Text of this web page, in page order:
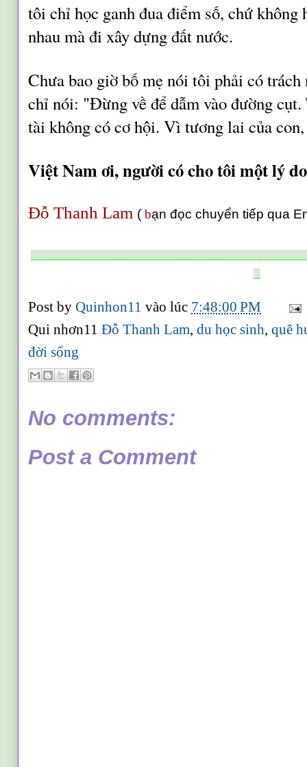
tôi chỉ học ganh đua điểm số, chứ không
nhau mà đi xây dựng đất nước.
Chưa bao giờ bố mẹ nói tôi phải có
chỉ nói: "Đừng về để dẫm vào đường cụt.
tài không có cơ hội. Vì tương lai của
Việt Nam ơi, người có cho tôi một lý
Đỗ Thanh Lam ( bạn đọc chuyển tiếpqua
_
Post byQuinhon11vào lúc 7:48:00 PM
Qui nhơn11Đỗ Thanh Lam,du học sinh,quê
đời sống
No comments:
Post a Comment